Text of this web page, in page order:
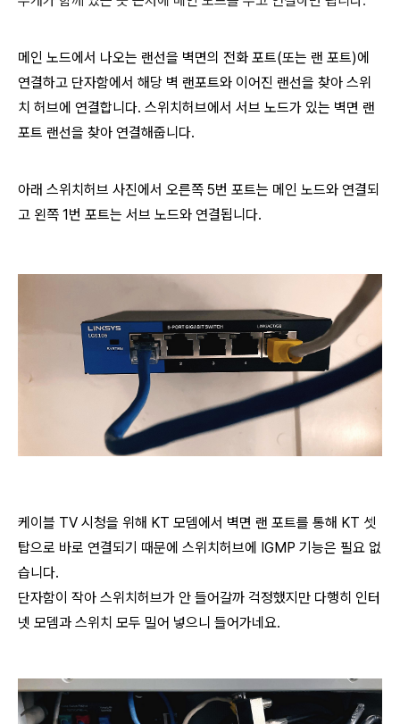
메인 노드에서 나오는 랜선을 벽면의 전화 포트(또는 랜 포트)에
연결하고 단자함에서 해당 벽 랜포트와 이어진 랜선을 찾아 스위
치 허브에 연결합니다. 스위치허브에서 서브 노드가 있는 벽면 랜
포트 랜선을 찾아 연결해줍니다.
아래 스위치허브 사진에서 오른쪽 5번 포트는 메인 노드와 연결되
고 왼쪽 1번 포트는 서브 노드와 연결됩니다.
케이블 TV 시청을 위해 KT 모뎀에서 벽면 랜 포트를 통해 KT 셋
탑으로 바로 연결되기 때문에 스위치허브에 IGMP 기능은 필요 없
습니다.
단자함이 작아 스위치허브가 안 들어갈까 걱정했지만 다행히 인터
넷 모뎀과 스위치 모두 밀어 넣으니 들어가네요.